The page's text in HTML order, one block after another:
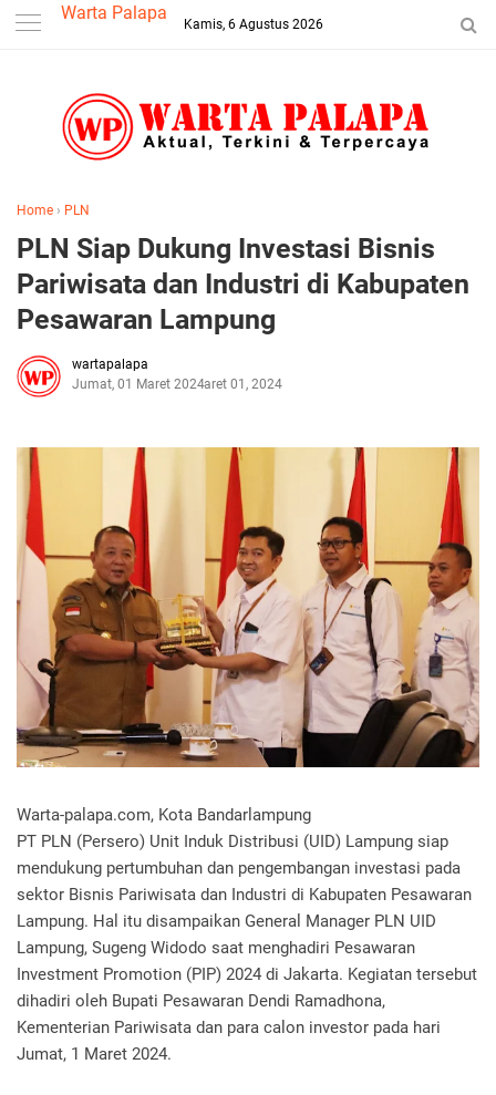
--> Warta Palapa
Kamis, 6 Agustus 2026
Home › PLN
PLN Siap Dukung Investasi Bisnis
Pariwisata dan Industri di Kabupaten
Pesawaran Lampung
wartapalapa
Jumat, 01 Maret 2024Maret 01, 2024
Warta-palapa.com, Kota Bandarlampung
PT PLN (Persero) Unit Induk Distribusi (UID) Lampung siap
mendukung pertumbuhan dan pengembangan investasi pada
sektor Bisnis Pariwisata dan Industri di Kabupaten Pesawaran
Lampung. Hal itu disampaikan General Manager PLN UID
Lampung, Sugeng Widodo saat menghadiri Pesawaran
Investment Promotion (PIP) 2024 di Jakarta. Kegiatan tersebut
dihadiri oleh Bupati Pesawaran Dendi Ramadhona,
Kementerian Pariwisata dan para calon investor pada hari
Jumat, 1 Maret 2024.